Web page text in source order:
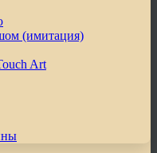
(имитация)
Art